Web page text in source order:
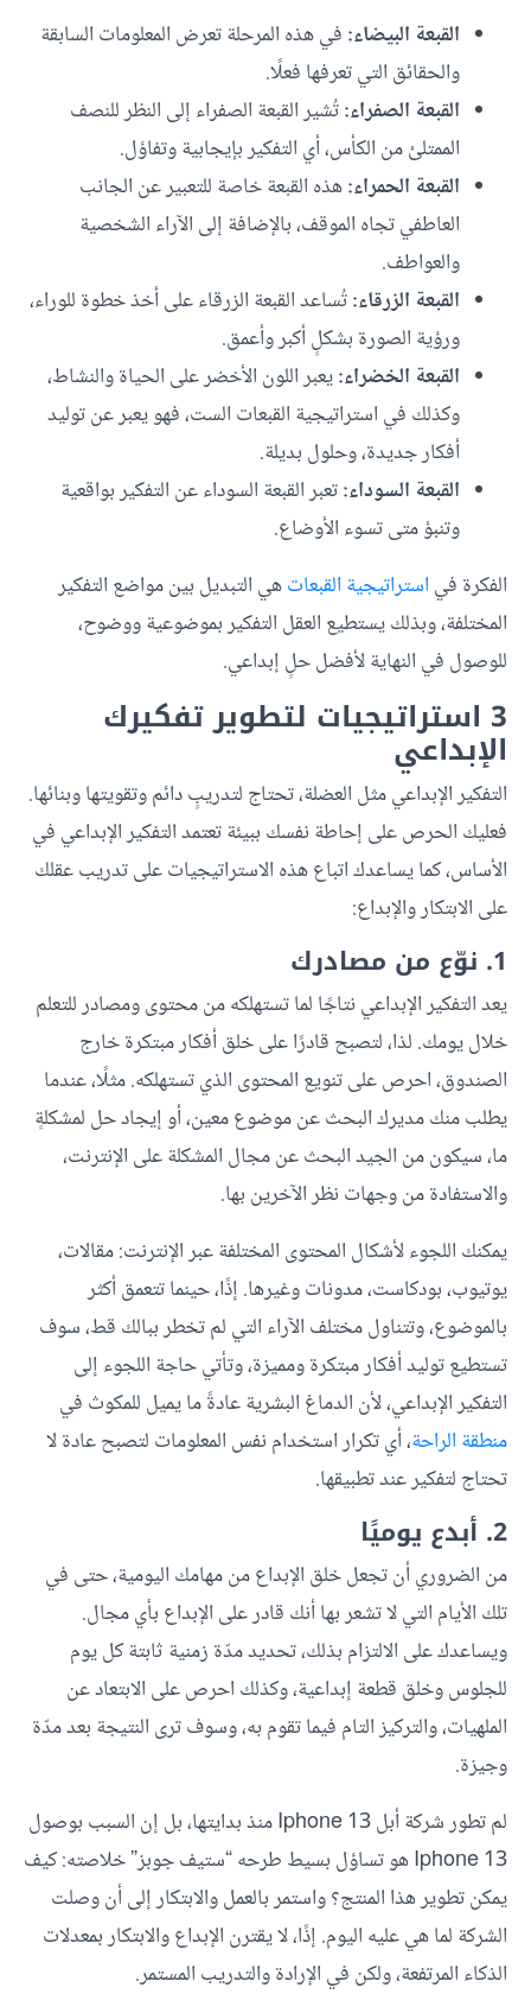
القبعة البيضاء: في هذه المرحلة تعرض المعلومات السابقة
والحقائق التي تعرفها فعلًا.
القبعة الصفراء:تُشير القبعة الصفراء إلى النظر للنصف
الممتلئ من الكأس، أي التفكير بإيجابية وتفاؤل.
القبعة الحمراء:هذه القبعة خاصة للتعبير عن الجانب
العاطفي تجاه الموقف، بالإضافة إلى الآراء الشخصية
والعواطف.
القبعة الزرقاء:تُساعد القبعة الزرقاء على أخذ خطوة للوراء،
ورؤية الصورة بشكلٍ أكبر وأعمق.
القبعة الخضراء:يعبر اللون الأخضر على الحياة والنشاط،
وكذلك في استراتيجية القبعات الست، فهو يعبر عن توليد
أفكار جديدة، وحلول بديلة.
القبعة السوداء:تعبر القبعة السوداء عن التفكير بواقعية
وتنبؤ متى تسوء الأوضاع.
الفكرة في استراتيجية القبعاتهي التبديل بين مواضع التفكير
المختلفة، وبذلك يستطيع العقل التفكير بموضوعية ووضوح،
للوصول في النهاية لأفضل حلٍ إبداعي.
3 استراتيجيات لتطوير تفكيرك
الإبداعي
التفكير الإبداعي مثل العضلة، تحتاج لتدريبٍ دائم وتقويتها وبنائها.
فعليك الحرص على إحاطة نفسك ببيئة تعتمد التفكير الإبداعي في
الأساس، كما يساعدك اتباع هذه الاستراتيجيات على تدريب عقلك
على الابتكار والإبداع:
1. نوّع من مصادرك
يعد التفكير الإبداعي نتاجًا لما تستهلكه من محتوى ومصادر للتعلم
خلال يومك. لذا، لتصبح قادرًا على خلق أفكار مبتكرة خارج
الصندوق، احرص على تنويع المحتوى الذي تستهلكه. مثلًا، عندما
يطلب منك مديرك البحث عن موضوع معين، أو إيجاد حل لمشكلةٍ
ما، سيكون من الجيد البحث عن مجال المشكلة على الإنترنت،
والاستفادة من وجهات نظر الآخرين بها.
يمكنك اللجوء لأشكال المحتوى المختلفة عبر الإنترنت: مقالات،
يوتيوب، بودكاست، مدونات وغيرها. إذًا، حينما تتعمق أكثر
بالموضوع، وتتناول مختلف الآراء التي لم تخطر ببالك قط، سوف
تستطيع توليد أفكار مبتكرة ومميزة، وتأتي حاجة اللجوء إلى
التفكير الإبداعي، لأن الدماغ البشرية عادةً ما يميل للمكوث في
منطقة الراحة، أي تكرار استخدام نفس المعلومات لتصبح عادة لا
تحتاج لتفكير عند تطبيقها.
2. أبدع يوميًا
من الضروري أن تجعل خلق الإبداع من مهامك اليومية، حتى في
تلك الأيام التي لا تشعر بها أنك قادر على الإبداع بأي مجال.
ويساعدك على الالتزام بذلك، تحديد مدّة زمنية ثابتة كل يوم
للجلوس وخلق قطعة إبداعية، وكذلك احرص على الابتعاد عن
الملهيات، والتركيز التام فيما تقوم به، وسوف ترى النتيجة بعد مدّة
وجيزة.
لم تطور شركة أبل 13 Iphone منذ بدايتها، بل إن السبب بوصول
Iphone 13 هو تساؤل بسيط طرحه “ستيف جوبز” خلاصته: كيف
يمكن تطوير هذا المنتج؟ واستمر بالعمل والابتكار إلى أن وصلت
الشركة لما هي عليه اليوم. إذًا، لا يقترن الإبداع والابتكار بمعدلات
الذكاء المرتفعة، ولكن في الإرادة والتدريب المستمر.